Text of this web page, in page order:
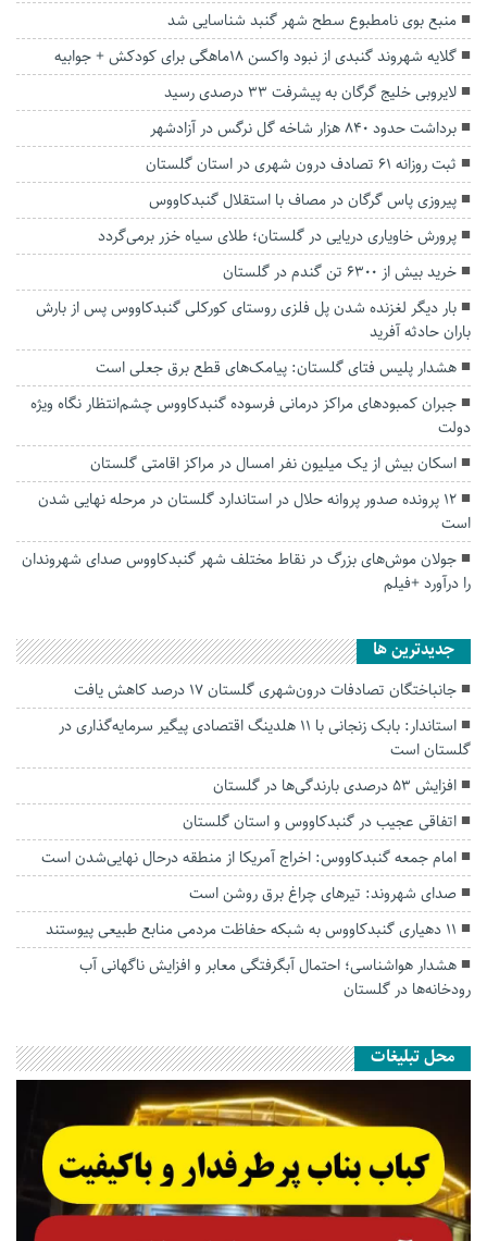
منبع بوی نامطبوع سطح شهر گنبد شناسایی شد
گلایه شهروند گنبدی از نبود واکسن ۱۸ماهگی برای کودکش + جوابیه
لایروبی خلیج گرگان به پیشرفت ۳۳ درصدی رسید
‌برداشت حدود ۸۴۰ هزار شاخه گل نرگس در آزادشهر
ثبت روزانه ۶۱ تصادف درون شهری در استان گلستان
پیروزی پاس گرگان در مصاف با استقلال گنبدکاووس
پرورش خاویاری دریایی در گلستان؛ طلای سیاه خزر برمی‌گردد
خرید بیش از ۶۳۰۰ تن گندم در گلستان
بار دیگر لغزنده شدن پل فلزی روستای کورکلی گنبدکاووس پس از بارش
باران حادثه آفرید
هشدار پلیس فتای گلستان: پیامک‌های قطع برق جعلی است
جبران کمبودهای مراکز درمانی فرسوده گنبدکاووس چشم‌انتظار نگاه ویژه
دولت
اسکان بیش از یک میلیون نفر امسال در مراکز اقامتی گلستان
۱۲ پرونده صدور پروانه حلال در استاندارد گلستان در مرحله نهایی شدن
است
جولان موش‌های بزرگ در نقاط مختلف شهر گنبدکاووس صدای شهروندان
را درآورد +فیلم
جديدترين ها
جانباختگان تصادفات درون‌شهری گلستان ۱۷ درصد کاهش یافت
استاندار: بابک زنجانی با ۱۱ هلدینگ اقتصادی پیگیر سرمایه‌گذاری در
گلستان است
افزایش ۵۳ درصدی بارندگی‌ها در گلستان
اتفاقی عجیب در‌ گنبدکاووس و استان گلستان
امام جمعه گنبدکاووس: اخراج آمریکا از منطقه درحال نهایی‌شدن است
صدای شهروند: تیرهای چراغ برق روشن است
۱۱ دهیاری گنبدکاووس به شبکه حفاظت مردمی منابع طبیعی پیوستند
هشدار هواشناسی؛ احتمال آبگرفتگی معابر و افزایش ناگهانی آب
رودخانه‌ها در گلستان
محل تبلیغات